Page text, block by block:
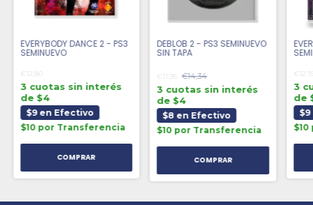
EVERYBODY DANCE 2 - PS3
SEMINUEVO
€12,80
3 cuotas sin interés
de $4
$9 en Efectivo
$10 por Transferencia
DEBLOB 2 - PS3 SEMINUEVO
SIN TAPA
€11,95 €14,34
3 cuotas sin interés
de $4
$8 en Efectivo
$10 por Transferencia
3
de